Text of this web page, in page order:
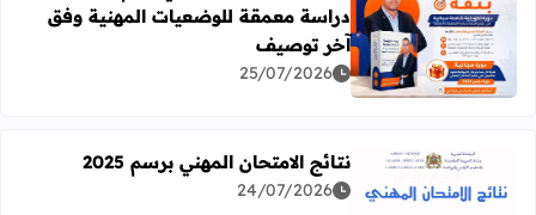
اقرأ المزيد عن دورة تكوينية شاملة في علوم التربية
دراسة معمقة للوضعيات المهنية وفق
آخر توصيف
25/07/2026
اقرأ المزيد عن نتائج الامتحان المهني برسم 2025
نتائج الامتحان المهني برسم 2025
24/07/2026